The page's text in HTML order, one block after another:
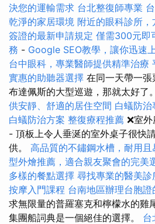
決您的運輸需求 台北整復師專業
乾淨的家居環境 附近的眼科診所
簽證的最新申請規定 僅需300元即
務 - Google SEO教學，讓你迅速
台中眼科，專業醫師提供精準治療
實惠的助聽器選擇 在同一天帶一
布達佩斯的大型巡遊，那就太好了。
供安靜、舒適的居住空間 白蟻防
白蟻防治方案 整復療程推薦 ❌室
- 頂板上令人垂涎的室外桌子很快
供。 高品質的不鏽鋼水槽，耐用且
型外燴推薦，適合親友聚會的完美
多樣的餐點選擇 尋找專業的醫美
按摩入門課程 台南地區辦理台胞
求無限量的普羅塞克和檸檬水的雞
集團船詞典是一個絕佳的選擇。 台